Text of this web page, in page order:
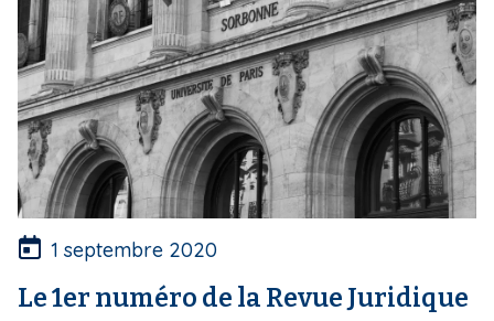
1 septembre 2020
Le 1er numéro de la Revue Juridique